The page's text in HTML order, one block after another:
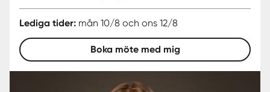
Lediga tider: mån 10/8 och ons 12/8
Boka möte med mig